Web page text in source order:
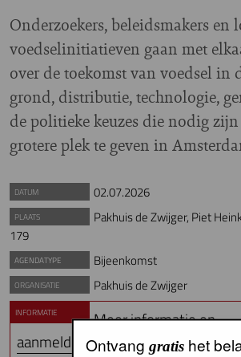
Onderzoekers, beleidsmakers en
voedselinitiatieven gaan met
over de toekomst van voedsel in
grond, distributie, technologie,
de politieke keuzes die nodig
grotere plek te geven in
DATUM 02.07.2026
PLAATS
Pakhuis de Zwijger, Piet
179
AGENDATYPE Bijeenkomst
ORGANISATIE Pakhuis de Zwijger
INFORMATIE
Meer informatie en
aanmeldenOntvang gratishet